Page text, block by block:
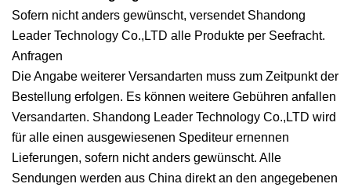
Sofern nicht anders gewünscht, versendet Shandong
Leader Technology Co.,LTD alle Produkte per Seefracht.
Anfragen
Die Angabe weiterer Versandarten muss zum Zeitpunkt der
Bestellung erfolgen. Es können weitere Gebühren anfallen
Versandarten. Shandong Leader Technology Co.,LTD wird
für alle einen ausgewiesenen Spediteur ernennen
Lieferungen, sofern nicht anders gewünscht. Alle
Sendungen werden aus China direkt an den angegebenen